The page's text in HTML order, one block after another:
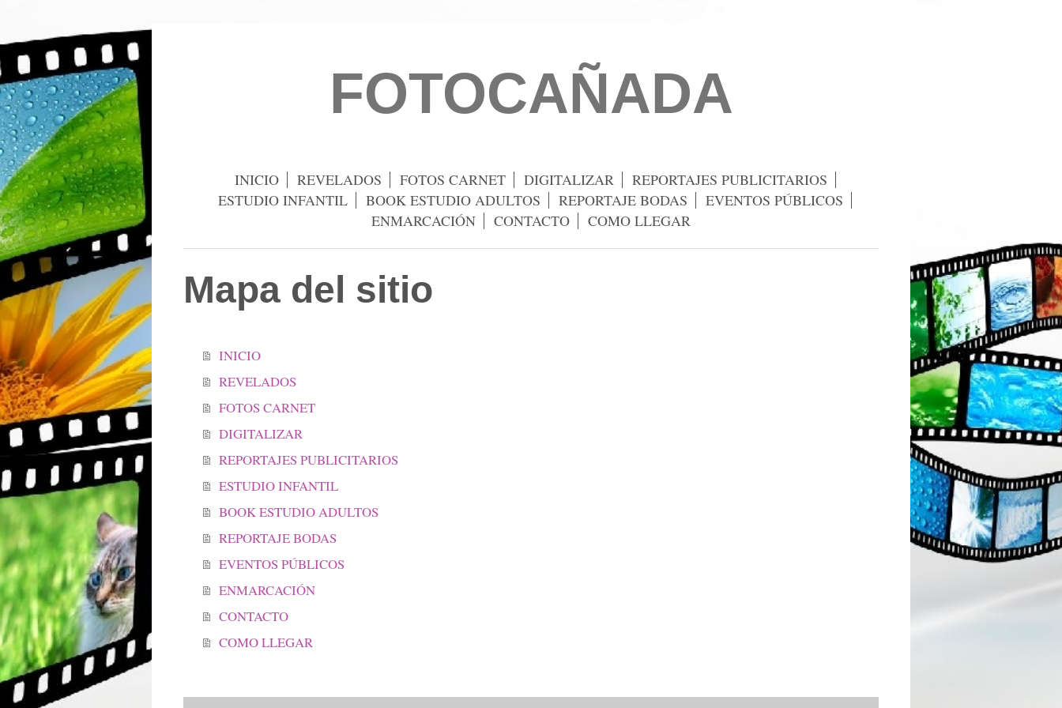
FOTOCAÑADA
INICIO REVELADOS FOTOS CARNET DIGITALIZAR
REPORTAJES PUBLICITARIOS
ESTUDIO INFANTIL
BOOK ESTUDIO ADULTOS REPORTAJE BODAS
EVENTOS PÚBLICOS
ENMARCACIÓN
CONTACTO COMO LLEGAR
Mapa del sitio
INICIO
REVELADOS
FOTOS CARNET
DIGITALIZAR
REPORTAJES PUBLICITARIOS
ESTUDIO INFANTIL
BOOK ESTUDIO ADULTOS
REPORTAJE BODAS
EVENTOS PÚBLICOS
ENMARCACIÓN
CONTACTO
COMO LLEGAR